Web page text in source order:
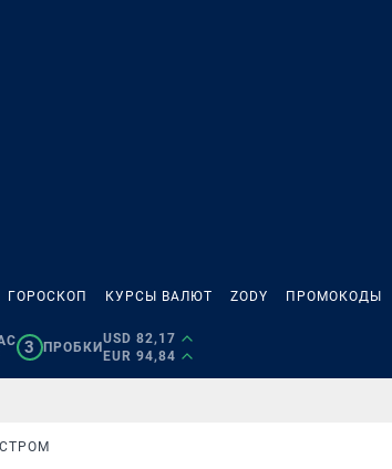
ГОРОСКОП КУРСЫ ВАЛЮТ ZODY ПРОМОКОДЫ
3 ПРОБКИ
USD 82,17
EUR 94,84